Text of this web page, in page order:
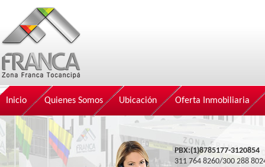
Inicio Quienes Somos Ubicación Oferta Inmobiliaria
PBX:(1)8785177-3120854
311 764 8260/300 288